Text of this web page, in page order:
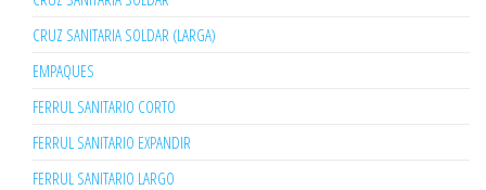
CRUZ SANITARIA SOLDAR (LARGA)
EMPAQUES
FERRUL SANITARIO CORTO
FERRUL SANITARIO EXPANDIR
FERRUL SANITARIO LARGO